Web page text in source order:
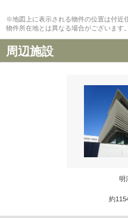
※地図上に表示される物件の位置は付近
物件所在地とは異なる場合がございます。
周辺施設
明
約